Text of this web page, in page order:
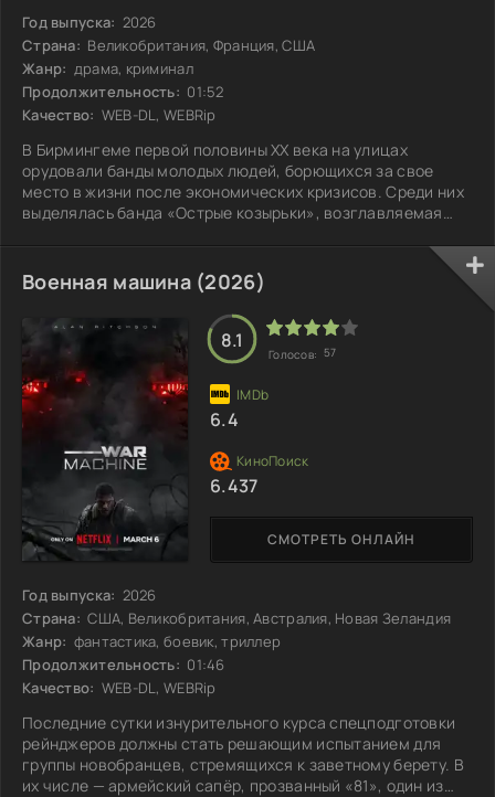
Год выпуска: 2026
Страна: Великобритания, Франция, США
Жанр: драма, криминал
Продолжительность: 01:52
Качество: WEB-DL, WEBRip
В Бирмингеме первой половины XX века на улицах
орудовали банды молодых людей, борющихся за свое
место в жизни после экономических кризисов. Среди них
выделялась банда «Острые козырьки», возглавляемая
мощь и влияние в этом беспокойном мире. Их жизнь была
полна рисков и испытаний, каждый день становился
борьбой за выживание в условиях хаоса. За спинами этих
молодых людей скрывались не только амбиции, но и
тёмные тайны, способные изменить всё. С
Военная машина (2026)
Год выпуска: 2026
Страна: США, Великобритания, Австралия, Новая Зеландия
Жанр: фантастика, боевик, триллер
Продолжительность: 01:46
Качество: WEB-DL, WEBRip
Последние сутки изнурительного курса спецподготовки
рейнджеров должны стать решающим испытанием для
группы новобранцев, стремящихся к заветному берету. В
их числе — армейский сапёр, прозванный «81», один из
СМОТРЕТЬ ОНЛАЙН
8.1
Голосов: 57
6.4
6.437